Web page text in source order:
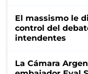
El massismo le
control del
intendentes
La Cámara